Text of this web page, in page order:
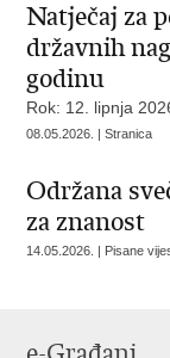
Natječaj za
državnih
godinu
Rok: 12. lipnja
08.05.2026. | Stranica
Održana
za znanost
14.05.2026. | Pisane